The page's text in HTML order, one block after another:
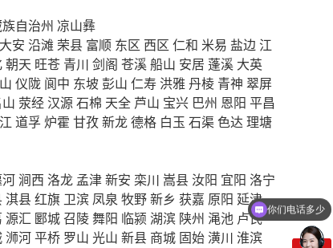
自治州 凉山彝
大安 沿滩 荣县 富顺 东区 西区 仁和 米易 盐边 江
朝天 旺苍 青川 剑阁 苍溪船山 安居 蓬溪 大英
仪陇 阆中 东坡彭山 仁寿 洪雅丹棱 青神 翠屏
荥经汉源石棉 天全 芦山 宝兴 巴州 恩阳 平昌
道孚炉霍 甘孜新龙德格 白玉 石渠色达 理塘
涧西 洛龙 孟津新安 栾川 嵩县 汝阳 宜阳 洛宁
淇县红旗 卫滨 凤泉 牧野新乡 获嘉 原阳 延津
源汇 郾城召陵舞阳 临颍 湖滨 陕州 渑池 卢氏
浉河平桥 罗山 光山 新县 商城 固始潢川 淮滨
你们电话多少